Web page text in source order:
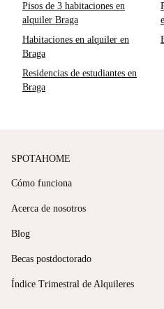
Pisos de 3 habitaciones en
alquiler Braga
Habitaciones en alquiler en
Braga
Residencias de estudiantes en
Braga
SPOTAHOME
Cómo funciona
Acerca de nosotros
Blog
Becas postdoctorado
Índice Trimestral de Alquileres